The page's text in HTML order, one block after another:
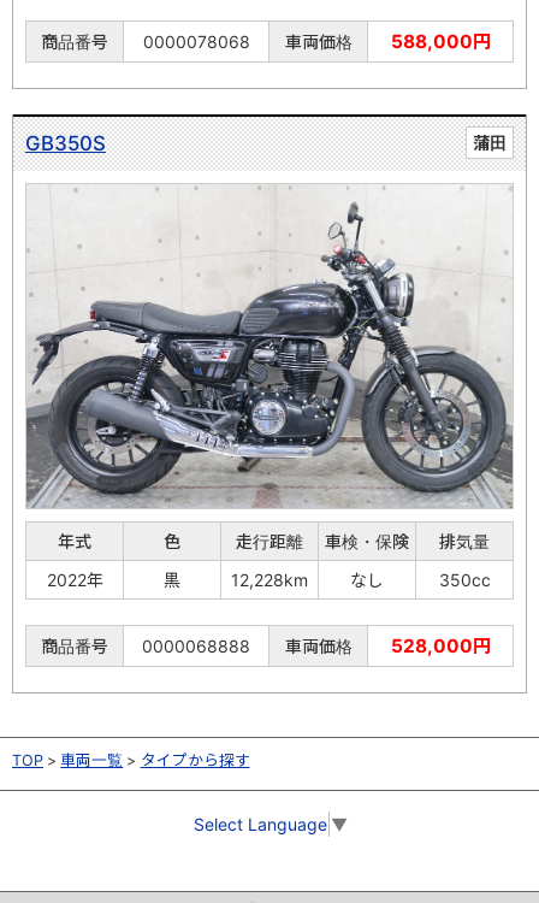
商品番号 0000078068 車両価格 588,000円
蒲田
GB350S
年式 色 走行距離 車検・保険
排気量
2022年
黒 12,228km なし 350cc
商品番号 0000068888 車両価格 528,000円
TOP 車両一覧 タイプから探す
Select Language ▼